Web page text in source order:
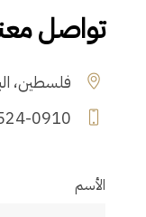
تواصل
فلسطين،
0910
الأسم